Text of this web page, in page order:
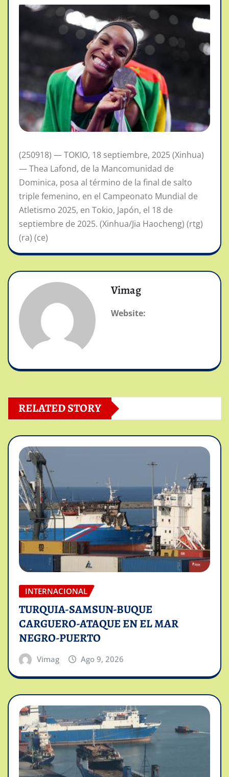
(250918) — TOKIO, 18 septiembre, 2025 (Xinhua)
— Thea Lafond, de la Mancomunidad de
Dominica, posa al término de la final de salto
triple femenino, en el Campeonato Mundial de
Atletismo 2025, en Tokio, Japón, el 18 de
septiembre de 2025. (Xinhua/Jia Haocheng) (rtg)
(ra) (ce)
Vimag
Website:
RELATED STORY
INTERNACIONAL
TURQUIA-SAMSUN-BUQUE
CARGUERO-ATAQUE EN EL MAR
NEGRO-PUERTO
Vimag Ago 9, 2026